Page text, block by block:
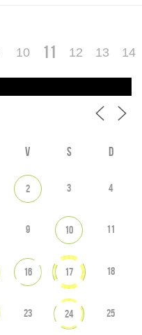
10 11 12 13 14
V S D
2 3 4
9 10 11
16 17 18
23 24 25